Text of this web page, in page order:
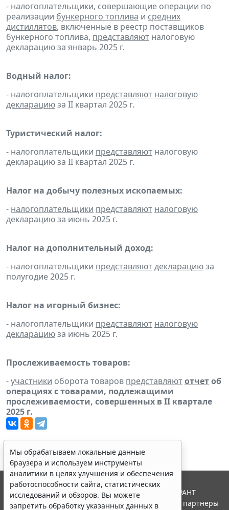
- налогоплательщики, совершающие операции по
реализации бункерного топлива и средних
дистиллятов, включенные в реестр поставщиков
бункерного топлива, представляют налоговую
декларацию за январь 2025 г.
Водный налог:
- налогоплательщики представляют налоговую
декларациюза II квартал 2025 г.
Туристический налог:
- налогоплательщики представляют налоговую
декларацию за II квартал 2025 г.
Налог на добычу полезных ископаемых:
- налогоплательщики представляют налоговую
декларациюза июнь 2025 г.
Налог на дополнительный доход:
- налогоплательщики представляютдекларациюза
полугодие 2025 г.
Налог на игорный бизнес:
- налогоплательщики представляют налоговую
декларациюза июнь 2025 г.
Прослеживаемость товаров:
-участники оборота товаров представляютотчетоб
операциях с товарами, подлежащими
прослеживаемости, совершенных в II квартале
2025 г.
Мы обрабатываем локальные данные
браузера и используем инструменты
аналитики в целях улучшения и обеспечения
работоспособности сайта, статистических
исследований и обзоров. Вы можете
запретить обработку указанных данных в
© ООО "НПП "ГАРАНТ-СЕРВИС", 2026. Система ГАРАНТ
выпускается с 1990 года. Компания "Гарант" и ее партнеры